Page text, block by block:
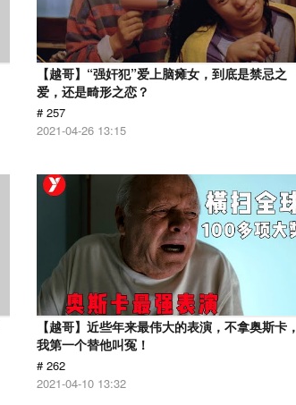
【越哥】“强奸犯”爱上脑瘫女，到底是禁忌之
爱，还是畸形之恋？
# 257
2021-04-26 13:15
【越哥】近些年来最伟大的表演，不拿奥斯卡，
我第一个替他叫冤！
# 262
2021-04-10 13:32